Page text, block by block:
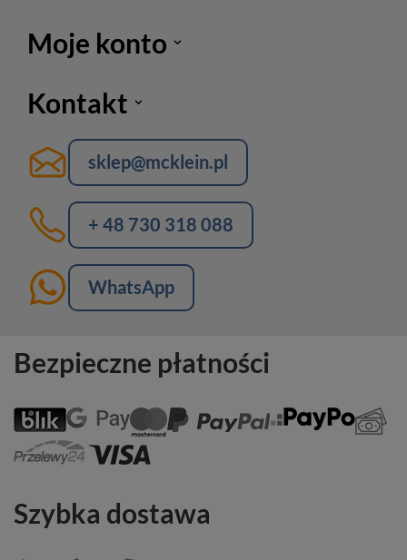
Moje konto
Kontakt
sklep@mcklein.pl
+ 48 730 318 088
WhatsApp
Bezpieczne płatności
Szybka dostawa